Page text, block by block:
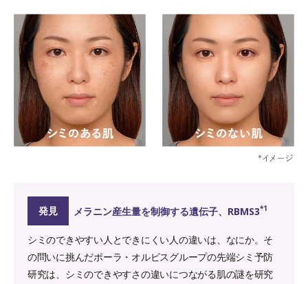
発見 メラニン産生量を制御する遺伝子、RBMS3*1
シミのできやすい人とできにくい人の違いは、なにか。そ
の問いに挑んだポーラ・オルビスグループの先端シミ予防
研究は、シミのできやすさの違いにつながる肌の謎を研究